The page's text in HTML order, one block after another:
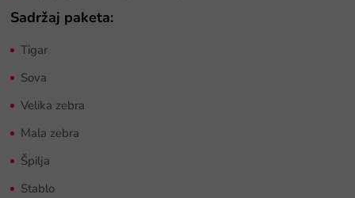
Sadržaj paketa:
Tigar
Sova
Velika zebra
Mala zebra
Špilja
Stablo